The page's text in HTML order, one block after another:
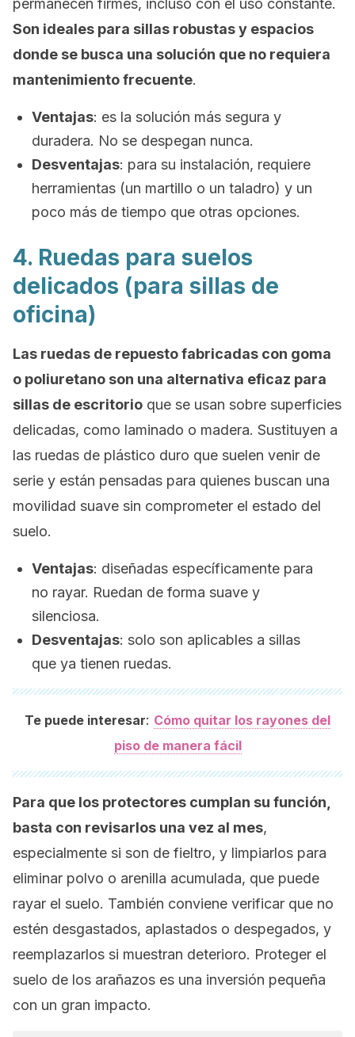
permanecen firmes, incluso con el uso constante.
Son ideales para sillas robustas y espacios
donde se busca una solución que no requiera
mantenimiento frecuente.
Ventajas: es la solución más segura y
duradera. No se despegan nunca.
Desventajas: para su instalación, requiere
herramientas (un martillo o un taladro) y un
poco más de tiempo que otras opciones.
4. Ruedas para suelos
delicados (para sillas de
oficina)
Las ruedas de repuesto fabricadas con goma
o poliuretano son una alternativa eficaz para
sillas de escritorio que se usan sobre superficies
delicadas, como laminado o madera. Sustituyen a
las ruedas de plástico duro que suelen venir de
serie y están pensadas para quienes buscan una
movilidad suave sin comprometer el estado del
suelo.
Ventajas: diseñadas específicamente para
no rayar. Ruedan de forma suave y
silenciosa.
Desventajas: solo son aplicables a sillas
que ya tienen ruedas.
Te puede interesar: Cómo quitar los rayones del
piso de manera fácil
Para que los protectores cumplan su función,
basta con revisarlos una vez al mes,
especialmente si son de fieltro, y limpiarlos para
eliminar polvo o arenilla acumulada, que puede
rayar el suelo. También conviene verificar que no
estén desgastados, aplastados o despegados, y
reemplazarlos si muestran deterioro. Proteger el
suelo de los arañazos es una inversión pequeña
con un gran impacto.